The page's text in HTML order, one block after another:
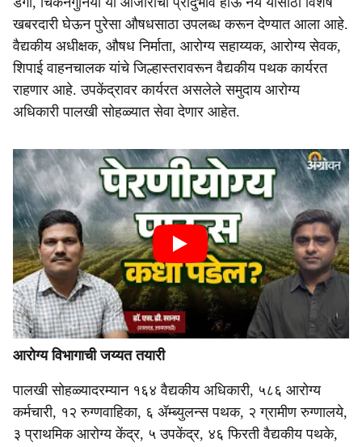
खबरदारी घेऊन पुरेसा औषधसाठा उपलब्ध करून देण्यात आला आहे.
वैद्यकीय अधीक्षक, औषध निर्माता, आरोग्य सहाय्यक, आरोग्य सेवक,
शिपाई वाहनचालक यांचे जिल्हास्तरावरून वैद्यकीय पथक कार्यरत
राहणार आहे. उपकेंद्रावर कार्यरत असलेले समुदाय आरोग्य
अधिकारी पालखी सोहळ्यात सेवा देणार आहेत.
आरोग्य विभागाची जय्यत तयारी
पालखी सोहळ्यादरम्यान १६४ वैद्यकीय अधिकारी, ५८६ आरोग्य
कर्मचारी, १२ रुग्णवाहिका, ६ ॲम्ब्युलन्स पथक, २ ग्रामीण रुग्णालये,
३ प्राथमिक आरोग्य केंद्र, ५ उपकेंद्र, ४६ फिरती वैद्यकीय पथके,